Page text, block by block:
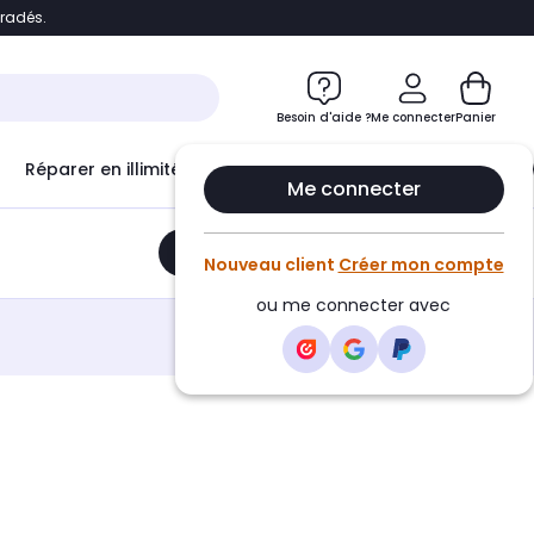
Accéder directement au chatbot
Besoin d'aide ?Me connecter
Me connecter
Nouveau client Créer mon compte
ou me connecter avec
Panier
Réparer en illimité avec Le Club Infinity
Ajouter au panier